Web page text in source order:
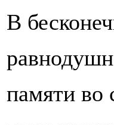
В
памяти во